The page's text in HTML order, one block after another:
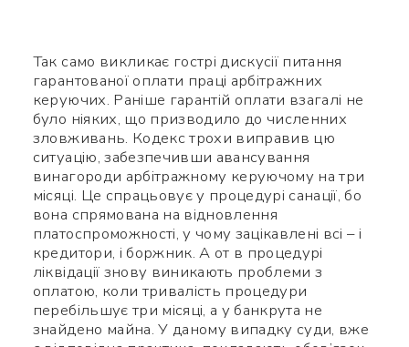
Так само викликає гострі дискусії питання
гарантованої оплати праці арбітражних
керуючих. Раніше гарантій оплати взагалі не
було ніяких, що призводило до численних
зловживань. Кодекс трохи виправив цю
ситуацію, забезпечивши авансування
винагороди арбітражному керуючому на три
місяці. Це спрацьовує у процедурі санації, бо
вона спрямована на відновлення
платоспроможності, у чому зацікавлені всі – і
кредитори, і боржник. А от в процедурі
ліквідації знову виникають проблеми з
оплатою, коли тривалість процедури
перебільшує три місяці, а у банкрута не
знайдено майна. У даному випадку суди, вже
Використайте ваш
смартфон щоб вважати QR-
code, після чого зможете